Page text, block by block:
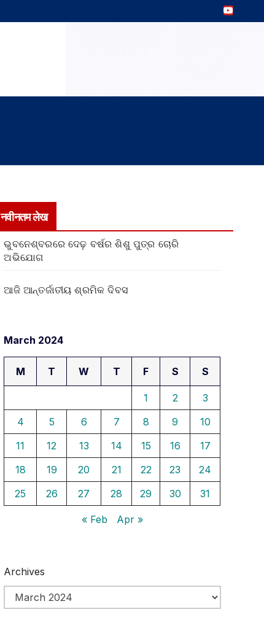
नवीनतम लेख
ଭୁବନେଶ୍ବରରେ ଦେଢ଼ ବର୍ଷର ଶିଶୁ ପୁତ୍ର ଚୋରି
ଅଭିଯୋଗ
ଆଜି ଆନ୍ତର୍ଜାତୀୟ ଶ୍ରମିକ ଦିବସ
March 2024
M T W T F S S
1 2
3
4
5 6 7 8 9
10
11
12 13 14 15 16
17
18
19 20 21 22 23
24
25
26 27 28 29 30 31
« Feb Apr »
Archives